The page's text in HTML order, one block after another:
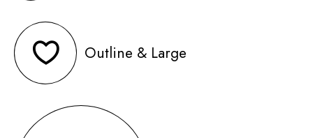
Outline & Large